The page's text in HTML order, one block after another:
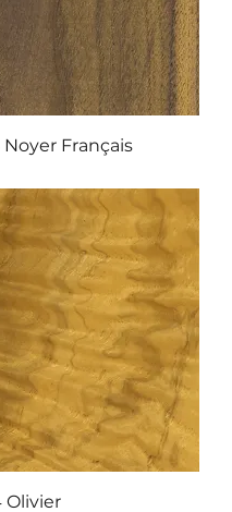
Noyer Français
Olivier